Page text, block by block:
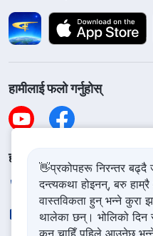
हामीलाई फलो गर्नुहोस्
हामीलाई सम्पर्क गर्नुहोस
+977-981-140-9021
👋प्रकोपहरू निरन्तर बढ्दै
दन्त्यकथा होइनन्, बरु
वास्तविकता हुन् भन्ने कुरा
थालेका छन्। भोलिको दिन
कुन चाहिँ पहिले आउनेछ